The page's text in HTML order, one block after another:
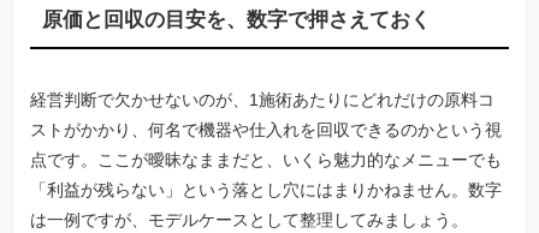
原価と回収の目安を、数字で押さえておく
経営判断で欠かせないのが、1施術あたりにどれだけの原料コ
ストがかかり、何名で機器や仕入れを回収できるのかという視
点です。ここが曖昧なままだと、いくら魅力的なメニューでも
「利益が残らない」という落とし穴にはまりかねません。数字
は一例ですが、モデルケースとして整理してみましょう。